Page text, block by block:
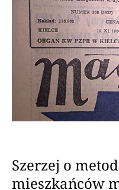
Szerzej o
mieszkańców